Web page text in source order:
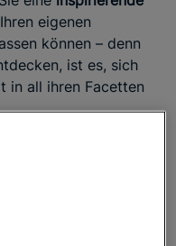
eigenen
können – denn
ist es, sich
in all ihren Facetten